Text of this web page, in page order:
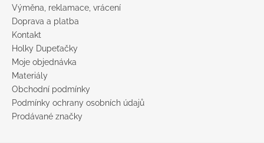
Výměna, reklamace, vrácení
Doprava a platba
Kontakt
Holky Dupeťačky
Moje objednávka
Materiály
Obchodní podmínky
Podmínky ochrany osobních údajů
Prodávané značky